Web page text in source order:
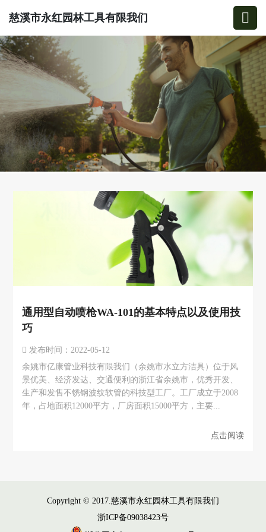
慈溪市永红园林工具有限我们
通用型自动喷枪WA-101的基本特点以及使用技
巧
发布时间：2022-05-12
余姚市亿康管业科技有限我们（余姚市水立方洁具）位于风
景优美、经济发达、交通便利的浙江省余姚市，优秀开发、
生产和发售不锈钢波纹软管的科技型工厂。工厂成立于2008
年，占地面积12000平方，厂房面积15000平方，主要...
点击阅读
Copyright © 2017.慈溪市永红园林工具有限我们
浙ICP备09038423号